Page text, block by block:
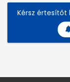
Kérsz értesítőt